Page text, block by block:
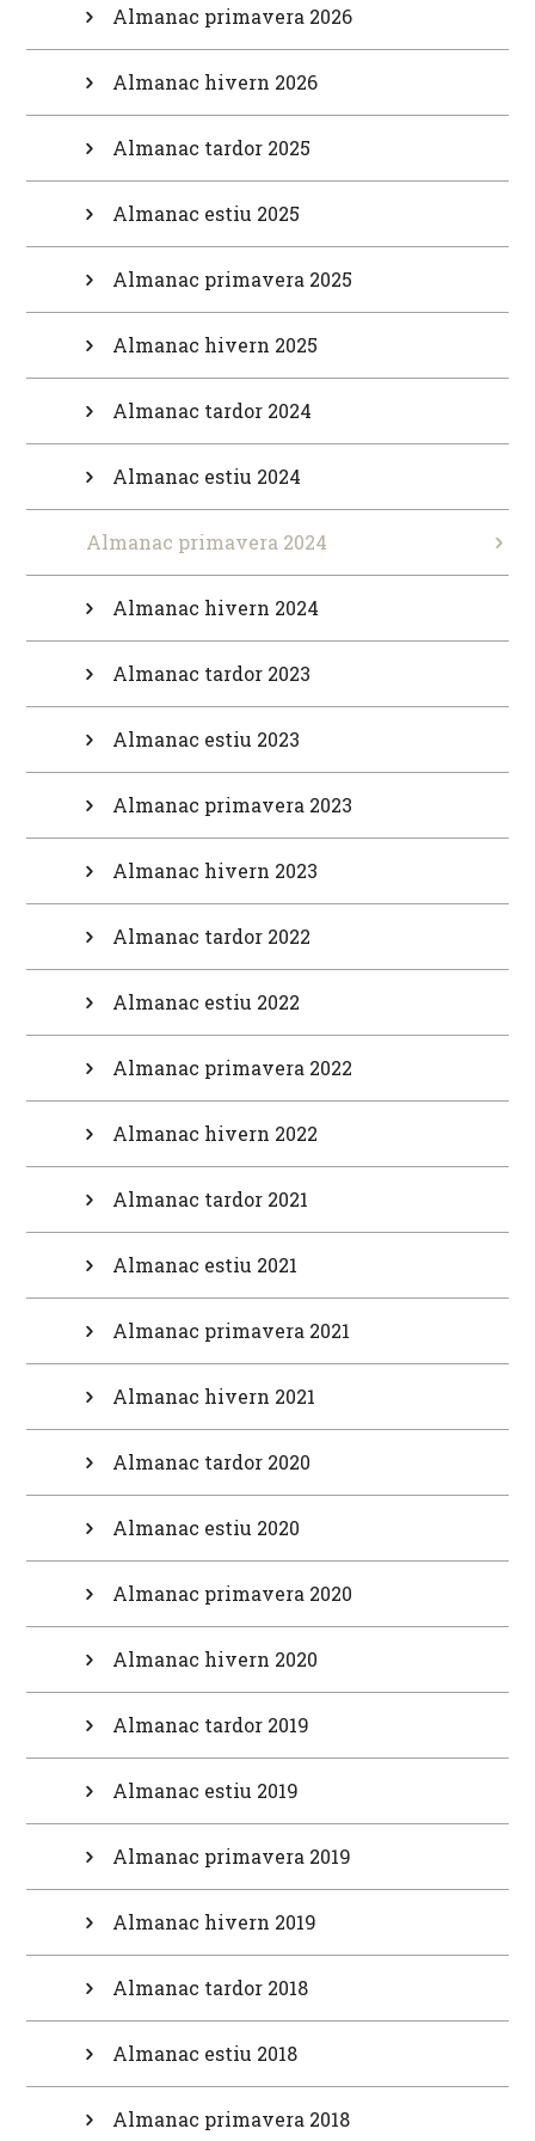
Almanac primavera 2026
Almanac hivern 2026
Almanac tardor 2025
Almanac estiu 2025
Almanac primavera 2025
Almanac hivern 2025
Almanac tardor 2024
Almanac estiu 2024
Almanac primavera 2024
Almanac hivern 2024
Almanac tardor 2023
Almanac estiu 2023
Almanac primavera 2023
Almanac hivern 2023
Almanac tardor 2022
Almanac estiu 2022
Almanac primavera 2022
Almanac hivern 2022
Almanac tardor 2021
Almanac estiu 2021
Almanac primavera 2021
Almanac hivern 2021
Almanac tardor 2020
Almanac estiu 2020
Almanac primavera 2020
Almanac hivern 2020
Almanac tardor 2019
Almanac estiu 2019
Almanac primavera 2019
Almanac hivern 2019
Almanac tardor 2018
Almanac estiu 2018
Almanac primavera 2018